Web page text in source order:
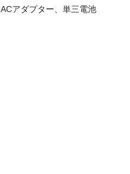
ACアダプター、単三電池